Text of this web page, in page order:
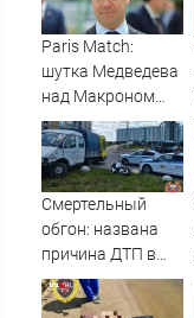
Paris Match:
шутка Медведева
над Макроном
вызвала
возмущение во
Франции
Смертельный
обгон: названа
причина ДТП в
Твери, в котором
погиб